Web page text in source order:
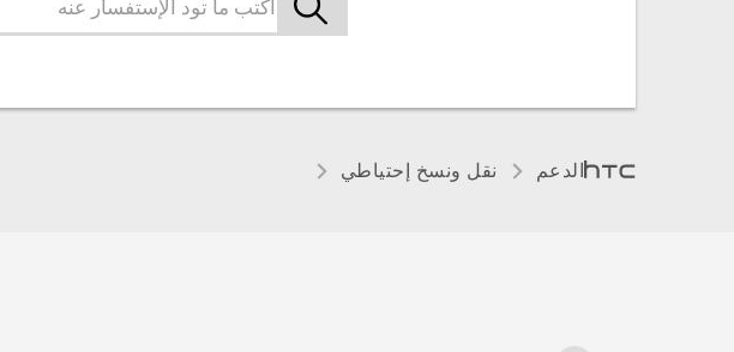
الدعم نقل ونسخ إحتياطي